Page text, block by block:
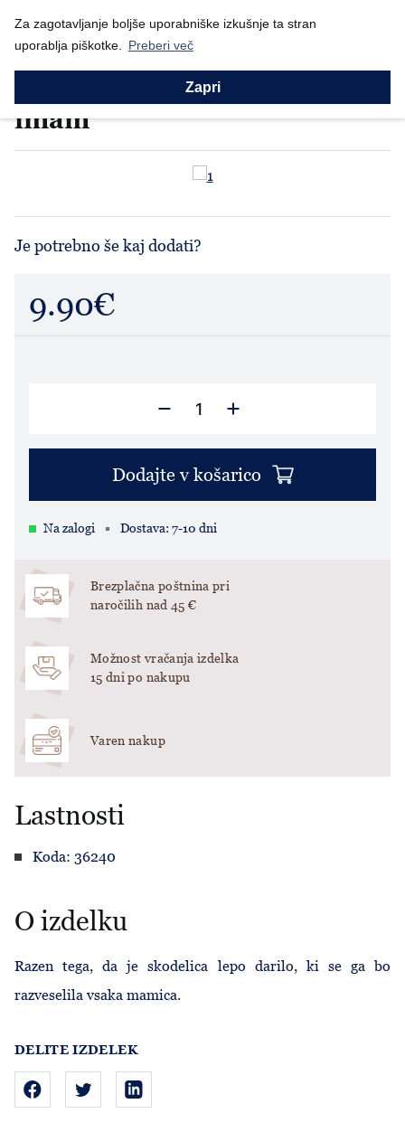
Za zagotavljanje boljše uporabniške izkušnje ta stran
uporablja piškotke.
Preberi več
Zapri
Nazaj
Prodajni program Za lepši dom Skodelice Skodelica "Mama, rad...
Skodelica "Mama, rada te
imam"
Je potrebno še kaj dodati?
9.90€
Dodajte v košarico
Na zalogi Dostava: 7-10 dni
Brezplačna poštnina pri
naročilih nad 45 €
Možnost vračanja izdelka
15 dni po nakupu
Varen nakup
DELITE IZDELEK
Lastnosti
Koda: 36240
O izdelku
Razen tega, da je skodelica lepo darilo, ki se ga bo
razveselila vsaka mamica.